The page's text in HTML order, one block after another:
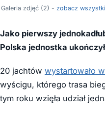
Galeria zdjęć (2) - zobacz
Jako pierwszy
Polska jednostka
20 jachtów wystartowało
wyścigu, którego trasa
tym roku wzięła udział